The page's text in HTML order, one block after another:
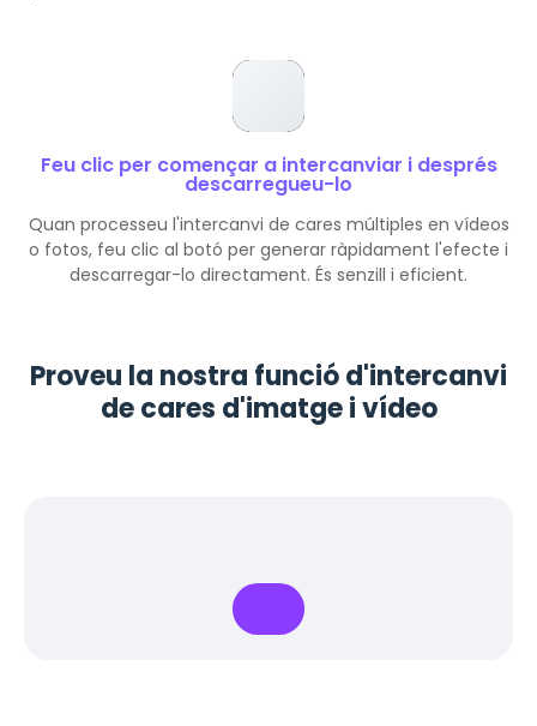
Feu clic per començar a intercanviar i després
descarregueu-lo
Quan processeu l'intercanvi de cares múltiples en vídeos
o fotos, feu clic al botó per generar ràpidament l'efecte i
descarregar-lo directament. És senzill i eficient.
Proveu la nostra funció d'intercanvi
de cares d'imatge i vídeo